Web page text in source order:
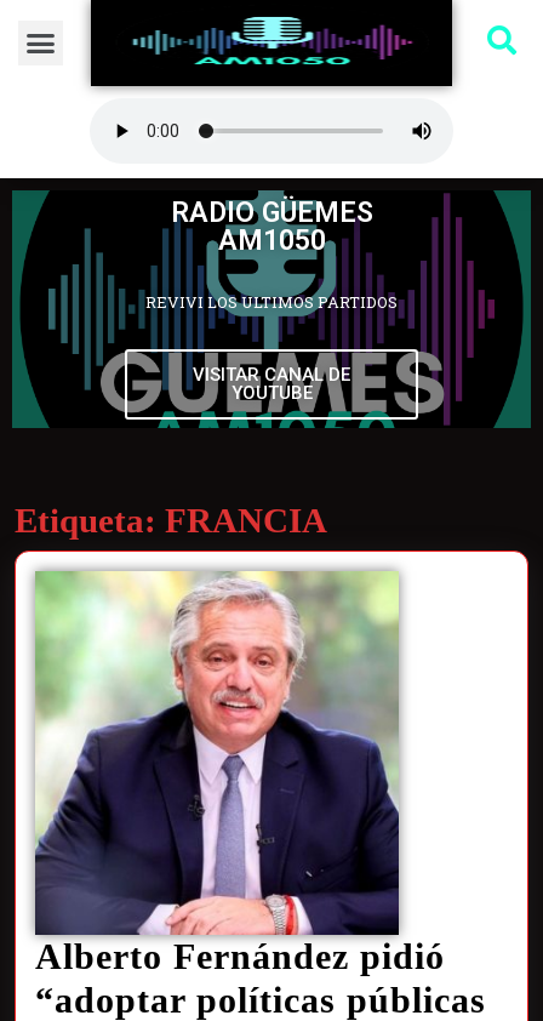
RADIO GÜEMES
AM1050
REVIVI LOS ULTIMOS PARTIDOS
VISITAR CANAL DE
YOUTUBE
Etiqueta: FRANCIA
Alberto Fernández pidió
“adoptar políticas públicas